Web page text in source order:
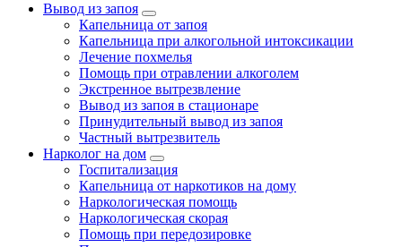
Вывод из запоя
Капельница от запоя
Капельница при алкогольной интоксикации
Лечение похмелья
Помощь при отравлении алкоголем
Экстренное вытрезвление
Вывод из запоя в стационаре
Принудительный вывод из запоя
Частный вытрезвитель
Нарколог на дом
Госпитализация
Капельница от наркотиков на дому
Наркологическая помощь
Наркологическая скорая
Помощь при передозировке